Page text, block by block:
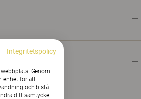
Integritetspolicy
Genom
enhet för att
och bistå i
ditt samtycke